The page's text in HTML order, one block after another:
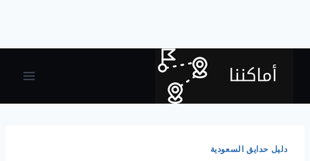
دليل حدايق السعودية